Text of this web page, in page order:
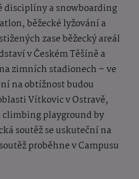
disciplíny a snowboarding
běžecké lyžování a
zase běžecký areál
v Českém Těšíně a
zimních stadionech – ve
na obtížnost budou
Vítkovic v Ostravě,
climbing playground by
soutěž se uskuteční na
proběhne v Campusu